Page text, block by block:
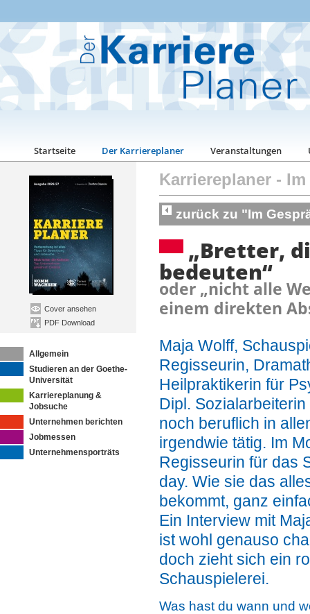
Startseite Der Karriereplaner Veranstaltungen
Cover ansehen
PDF Download
Allgemein
Studieren an der Goethe-
Universität
Karriereplanung &
Jobsuche
Unternehmen berichten
Jobmessen
Unternehmensporträts
Karriereplaner -
zurück zu "Im
„Bretter,
bedeuten“
oder „nicht alle
einem direkten
Maja Wolff,
Regisseurin,
Heilpraktikerin für
Dipl.
noch beruflich in
irgendwie tätig. Im
Regisseurin für das
day. Wie sie das
bekommt, ganz
Ein Interview mit
ist wohl genauso
doch zieht sich ein
Schauspielerei.
Was hast du wann und